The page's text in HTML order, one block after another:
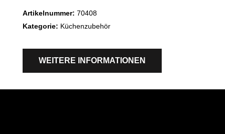
Artikelnummer: 70408
Kategorie: Küchenzubehör
WEITERE INFORMATIONEN